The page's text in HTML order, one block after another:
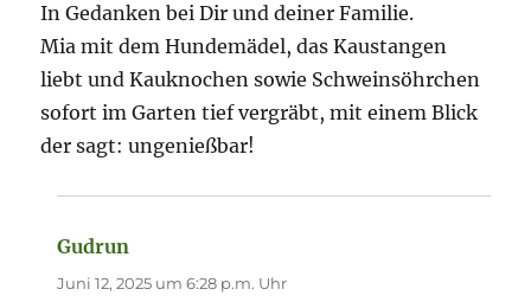
In Gedanken bei Dir und deiner Familie.
Mia mit dem Hundemädel, das Kaustangen
liebt und Kauknochen sowie Schweinsöhrchen
sofort im Garten tief vergräbt, mit einem Blick
der sagt: ungenießbar!
Gudrun
Juni 12, 2025 um 6:28 p.m. Uhr